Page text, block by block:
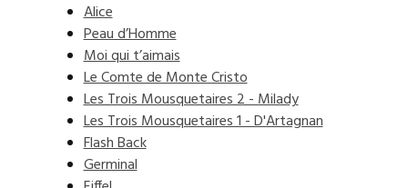
Alice
Peau d’Homme
Moi qui t’aimais
Le Comte de Monte Cristo
Les Trois Mousquetaires 2 - Milady
Les Trois Mousquetaires 1 - D'Artagnan
Flash Back
Germinal